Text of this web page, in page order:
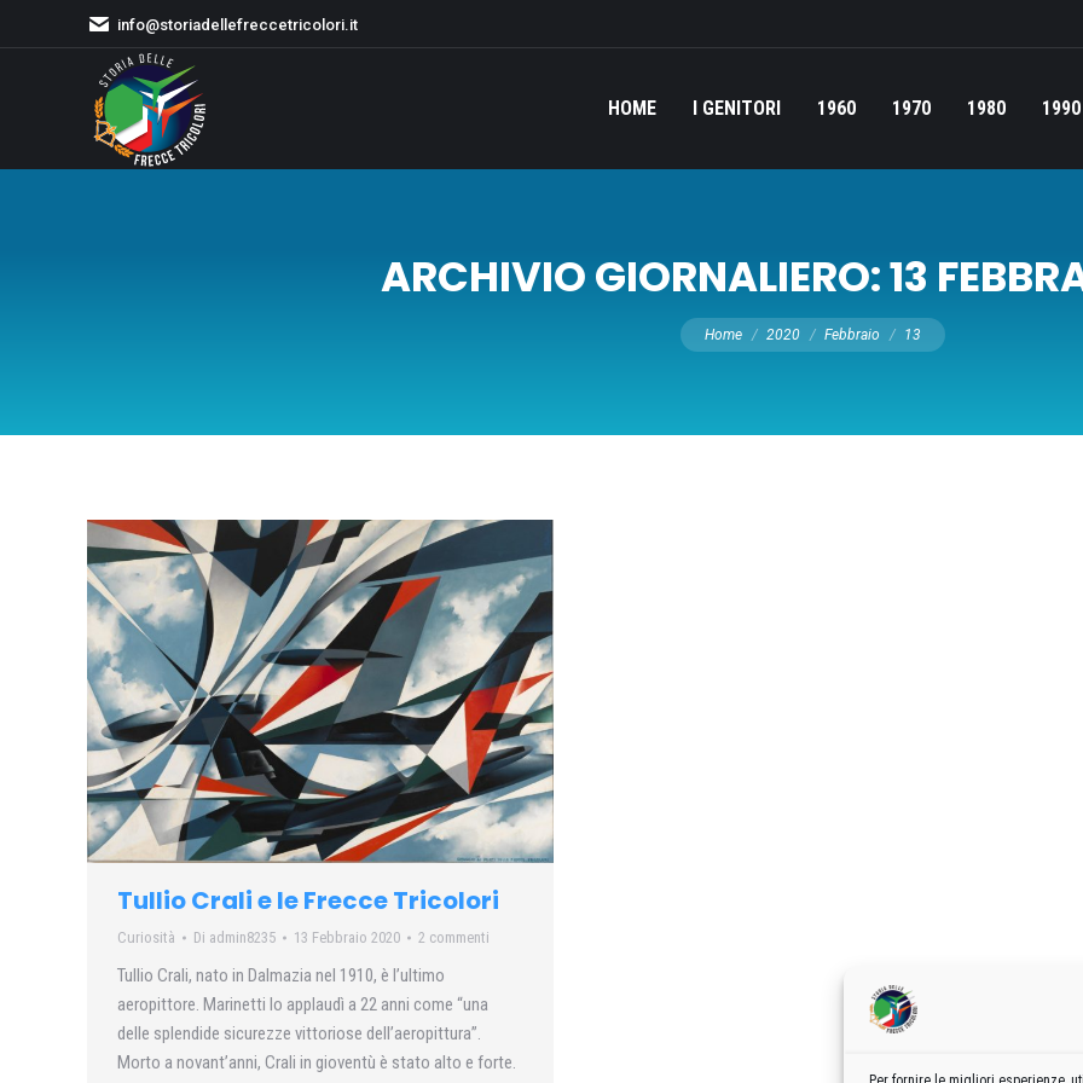
info@storiadellefreccetricolori.it
HOME I GENITORI 1960 1970 1980 1990
ARCHIVIO GIORNALIERO:13
Tu sei qui:
Home 2020 Febbraio 13
Tullio Crali e le Frecce Tricolori
Curiosità Di admin8235 13 Febbraio 2020 2 commenti
Tullio Crali, nato in Dalmazia nel 1910, è l’ultimo
aeropittore. Marinetti lo applaudì a 22 anni come “una
delle splendide sicurezze vittoriose dell’aeropittura”.
Morto a novant’anni, Crali in gioventù è stato alto e forte.